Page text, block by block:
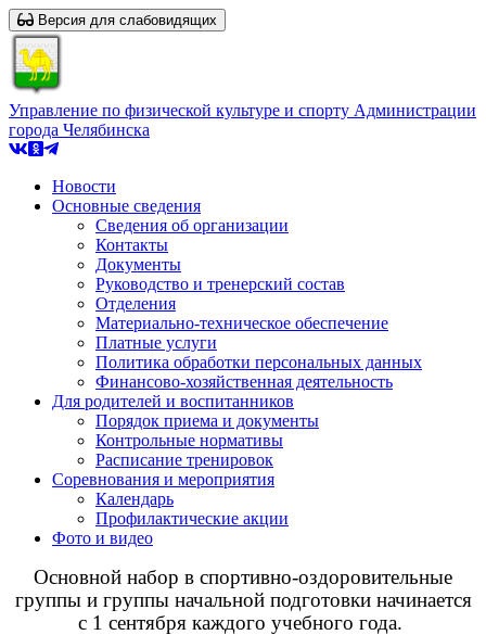
Версия для слабовидящих
Управление по физической культуре и спорту Администрации
города Челябинска
Новости
Основные сведения
Сведения об организации
Контакты
Документы
Руководство и тренерский состав
Отделения
Материально-техническое обеспечение
Платные услуги
Политика обработки персональных данных
Финансово-хозяйственная деятельность
Для родителей и воспитанников
Порядок приема и документы
Контрольные нормативы
Расписание тренировок
Соревнования и мероприятия
Календарь
Профилактические акции
Фото и видео
Основной набор в спортивно-оздоровительные
группы и группы начальной подготовки начинается
с 1 сентября каждого учебного года.